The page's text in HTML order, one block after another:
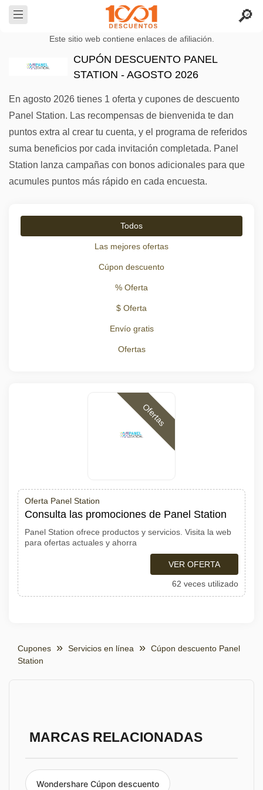
Este sitio web contiene enlaces de afiliación.
CUPÓN DESCUENTO PANEL
STATION - AGOSTO 2026
En agosto 2026 tienes 1 oferta y cupones de descuento
Panel Station. Las recompensas de bienvenida te dan
puntos extra al crear tu cuenta, y el programa de referidos
suma beneficios por cada invitación completada. Panel
Station lanza campañas con bonos adicionales para que
acumules puntos más rápido en cada encuesta.
Todos
Las mejores ofertas
Cúpon descuento
% Oferta
$ Oferta
Envío gratis
Ofertas
Ofertas
Oferta Panel Station
Consulta las promociones de Panel Station
Panel Station ofrece productos y servicios. Visita la web
para ofertas actuales y ahorra
VER OFERTA
62 veces utilizado
Cupones Servicios en línea
Cúpon descuento Panel
Station
MARCAS RELACIONADAS
Wondershare Cúpon descuento